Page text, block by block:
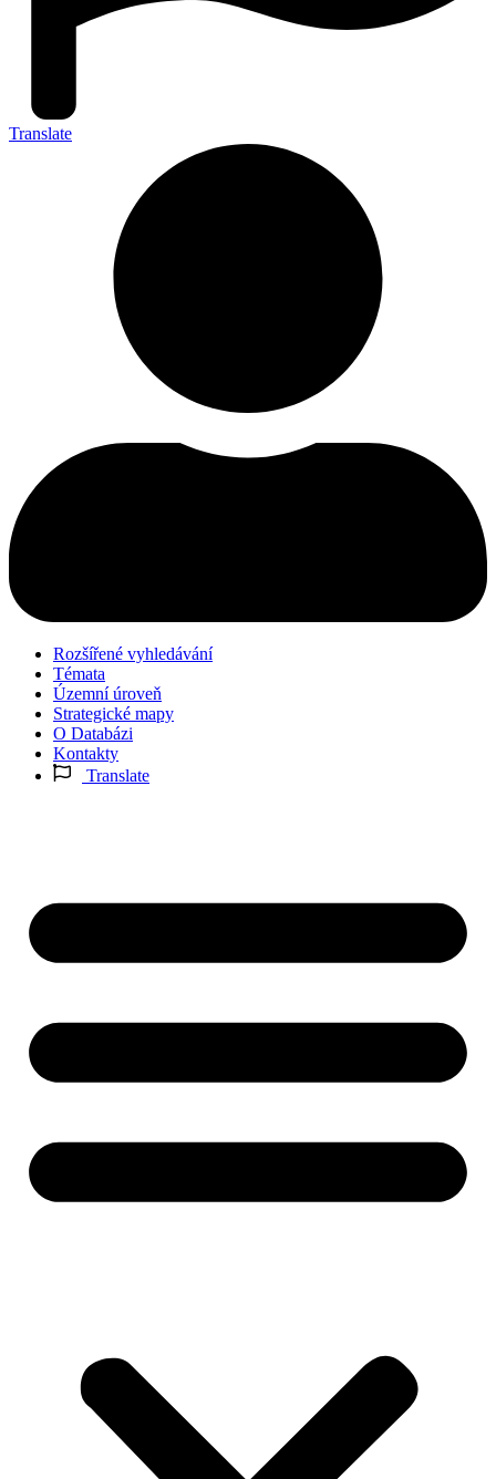
Translate
Rozšířené vyhledávání
Témata
Územní úroveň
Strategické mapy
O Databázi
Kontakty
Translate